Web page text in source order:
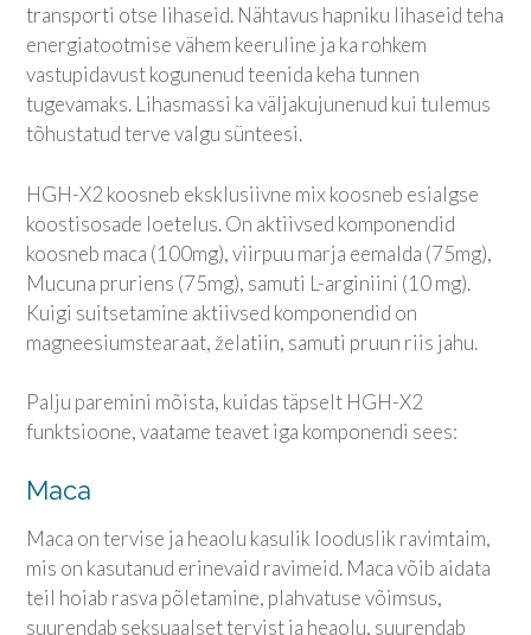
transporti otse lihaseid. Nähtavus hapniku lihaseid teha
energiatootmise vähem keeruline ja ka rohkem
vastupidavust kogunenud teenida keha tunnen
tugevamaks. Lihasmassi ka väljakujunenud kui tulemus
tõhustatud terve valgu sünteesi.
HGH-X2 koosneb eksklusiivne mix koosneb esialgse
koostisosade loetelus. On aktiivsed komponendid
koosneb maca (100mg), viirpuu marja eemalda (75mg),
Mucuna pruriens (75mg), samuti L-arginiini (10 mg).
Kuigi suitsetamine aktiivsed komponendid on
magneesiumstearaat, želatiin, samuti pruun riis jahu.
Palju paremini mõista, kuidas täpselt HGH-X2
funktsioone, vaatame teavet iga komponendi sees:
Maca
Maca on tervise ja heaolu kasulik looduslik ravimtaim,
mis on kasutanud erinevaid ravimeid. Maca võib aidata
teil hoiab rasva põletamine, plahvatuse võimsus,
suurendab seksuaalset tervist ja heaolu, suurendab